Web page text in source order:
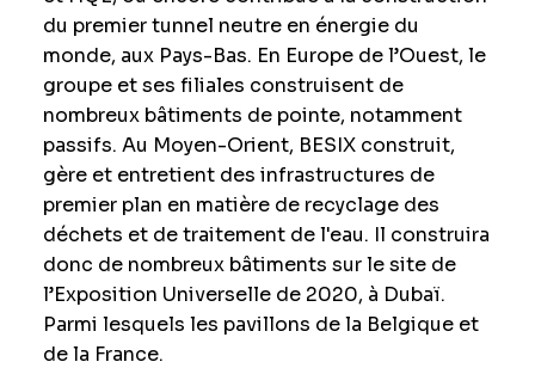
du premier tunnel neutre en énergie du
monde, aux Pays-Bas. En Europe de l’Ouest, le
groupe et ses filiales construisent de
nombreux bâtiments de pointe, notamment
passifs. Au Moyen-Orient, BESIX construit,
gère et entretient des infrastructures de
premier plan en matière de recyclage des
déchets et de traitement de l'eau. Il construira
donc de nombreux bâtiments sur le site de
l’Exposition Universelle de 2020, à Dubaï.
Parmi lesquels les pavillons de la Belgique et
de la France.